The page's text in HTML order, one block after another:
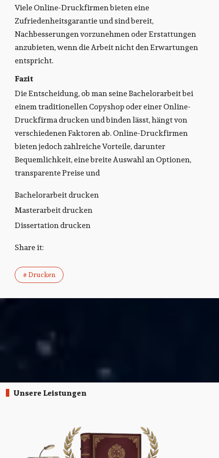
Viele Online-Druckfirmen bieten eine
Zufriedenheitsgarantie und sind bereit,
Nachbesserungen vorzunehmen oder Erstattungen
anzubieten, wenn die Arbeit nicht den Erwartungen
entspricht.
Fazit
Die Entscheidung, ob man seine Bachelorarbeit bei
einem traditionellen Copyshop oder einer Online-
Druckfirma drucken und binden lässt, hängt von
verschiedenen Faktoren ab. Online-Druckfirmen
bieten jedoch zahlreiche Vorteile, darunter
Bequemlichkeit, eine breite Auswahl an Optionen,
transparente Preise und
Bachelorarbeit drucken
Masterarbeit drucken
Dissertation drucken
Share it:
# Drucken
Unsere Leistungen